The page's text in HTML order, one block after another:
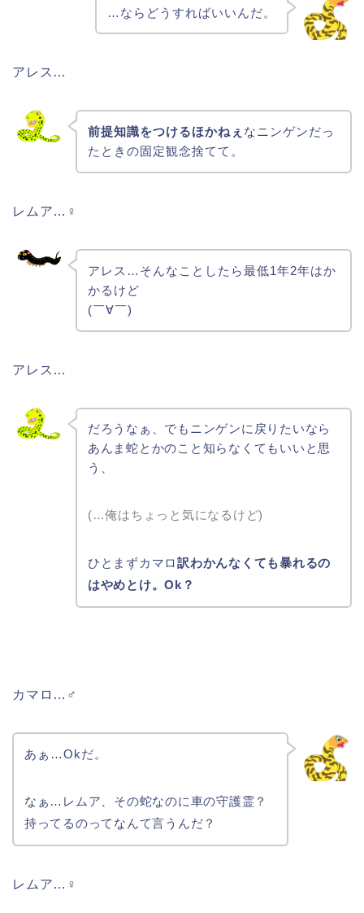
…ならどうすればいいんだ。
アレス…
前提知識をつけるほかねぇ なニンゲンだっ
たときの固定観念捨てて。
レムア…♀
アレス…そんなことしたら最低1年2年はか
かるけど
(￣∀￣)
アレス…
だろうなぁ、でもニンゲンに戻りたいなら
あんま蛇とかのこと知らなくてもいいと思
う、
(…俺はちょっと気になるけど)
ひとまずカマロ訳わかんなくても暴れるの
はやめとけ。Ok？
カマロ…♂
あぁ…Okだ。
なぁ…レムア、その蛇なのに車の守護霊？
持ってるのってなんて言うんだ？
レムア…♀